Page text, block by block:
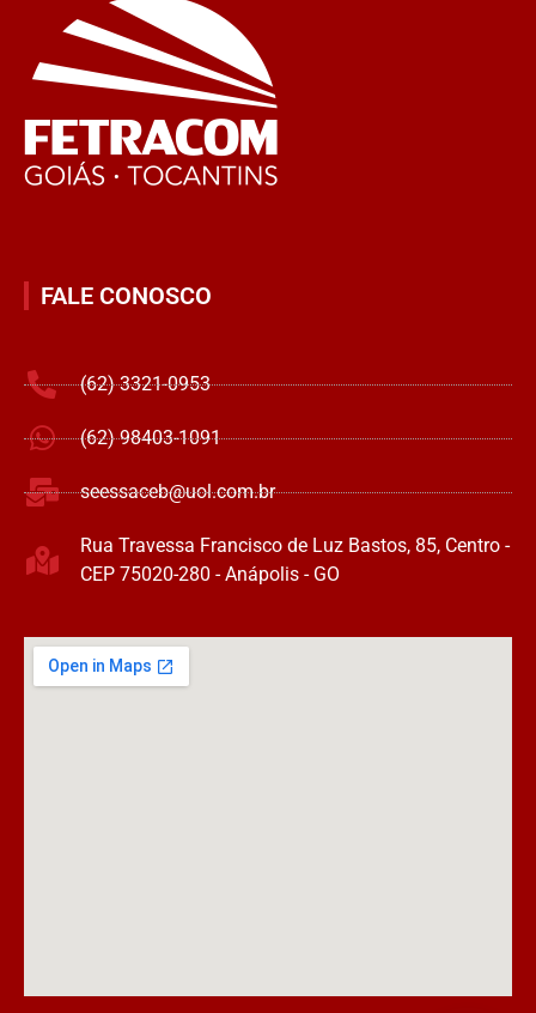
FALE CONOSCO
(62) 3321-0953
(62) 98403-1091
seessaceb@uol.com.br
Rua Travessa Francisco de Luz Bastos, 85, Centro -
CEP 75020-280 - Anápolis - GO